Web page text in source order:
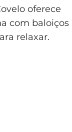
oferece
com baloiços
relaxar.